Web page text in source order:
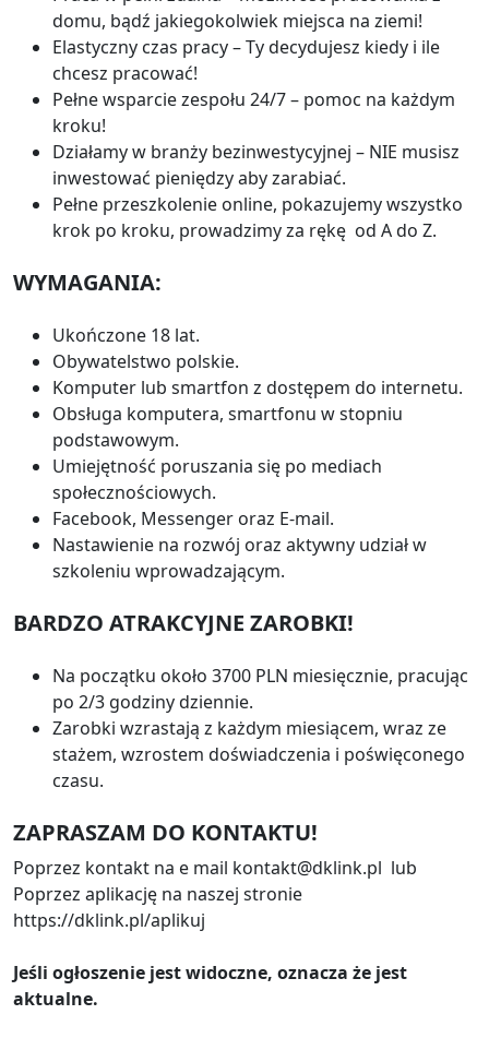
domu, bądź jakiegokolwiek miejsca na ziemi!
Elastyczny czas pracy – Ty decydujesz kiedy i ile
chcesz pracować!
Pełne wsparcie zespołu 24/7 – pomoc na każdym
kroku!
Działamy w branży bezinwestycyjnej – NIE musisz
inwestować pieniędzy aby zarabiać.
Pełne przeszkolenie online, pokazujemy wszystko
krok po kroku, prowadzimy za rękę od A do Z.
WYMAGANIA:
Ukończone 18 lat.
Obywatelstwo polskie.
Komputer lub smartfon z dostępem do internetu.
Obsługa komputera, smartfonu w stopniu
podstawowym.
Umiejętność poruszania się po mediach
społecznościowych.
Facebook, Messenger oraz E-mail.
Nastawienie na rozwój oraz aktywny udział w
szkoleniu wprowadzającym.
BARDZO ATRAKCYJNE ZAROBKI!
Na początku około 3700 PLN miesięcznie, pracując
po 2/3 godziny dziennie.
Zarobki wzrastają z każdym miesiącem, wraz ze
stażem, wzrostem doświadczenia i poświęconego
czasu.
ZAPRASZAM DO KONTAKTU!
Poprzez kontakt na e mail kontakt@dklink.pl lub
Poprzez aplikację na naszej stronie
https://dklink.pl/aplikuj
Jeśli ogłoszenie jest widoczne, oznacza że jest
aktualne.